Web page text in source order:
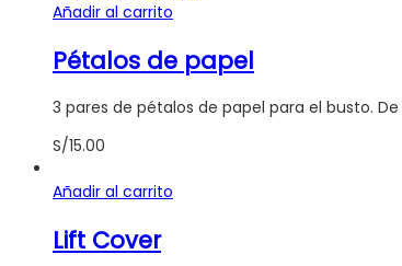
Añadir al carrito
Pétalos de papel
3 pares de pétalos de papel para el busto. De
S/15.00
Añadir al carrito
Lift Cover